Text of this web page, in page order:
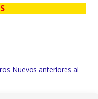
Nuevos anteriores al